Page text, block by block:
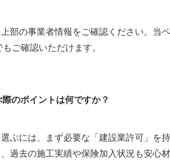
部の事業者情報をご確認ください。当
ご確認いただけます。
のポイントは何ですか？
ぶには、まず必要な「建設業許可」を
過去の施工実績や保険加入状況も安心材